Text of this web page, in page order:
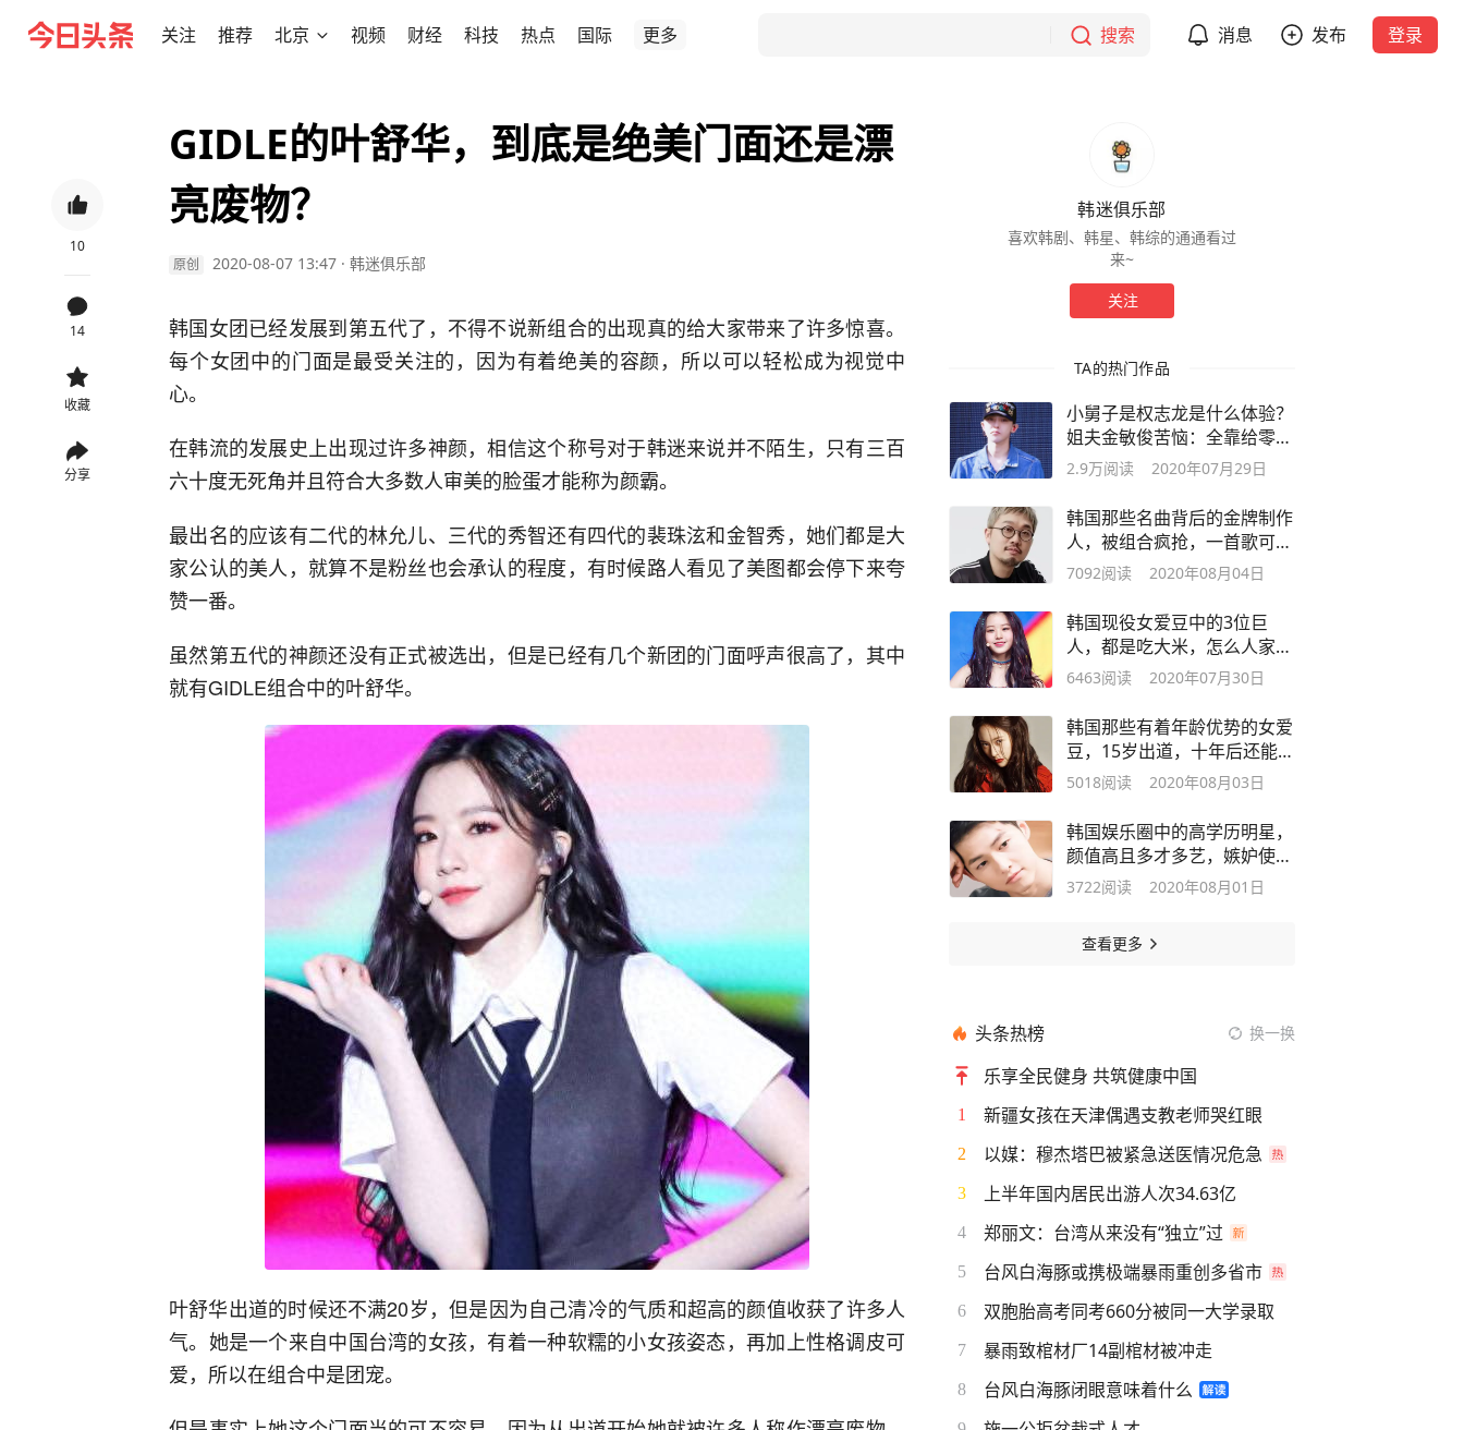
关注 推荐 北京 视频 财经 科技 热点 国际 更多 搜索 消息 发布 登录
10
14
收藏
分享
GIDLE的叶舒华，到底是绝美门面还是漂
亮废物？
原创 2020-08-07 13:47 · 韩迷俱乐部
韩国女团已经发展到第五代了，不得不说新组合的出现真的给大家带来了许多惊喜。
每个女团中的门面是最受关注的，因为有着绝美的容颜，所以可以轻松成为视觉中
心。
在韩流的发展史上出现过许多神颜，相信这个称号对于韩迷来说并不陌生，只有三百
六十度无死角并且符合大多数人审美的脸蛋才能称为颜霸。
最出名的应该有二代的林允儿、三代的秀智还有四代的裴珠泫和金智秀，她们都是大
家公认的美人，就算不是粉丝也会承认的程度，有时候路人看见了美图都会停下来夸
赞一番。
虽然第五代的神颜还没有正式被选出，但是已经有几个新团的门面呼声很高了，其中
就有GIDLE组合中的叶舒华。
叶舒华出道的时候还不满20岁，但是因为自己清冷的气质和超高的颜值收获了许多人
气。她是一个来自中国台湾的女孩，有着一种软糯的小女孩姿态，再加上性格调皮可
爱，所以在组合中是团宠。
韩迷俱乐部
喜欢韩剧、韩星、韩综的通通看过
来~
关注
TA的热门作品
小舅子是权志龙是什么体验？
姐夫金敏俊苦恼：全靠给零花
钱来挽尊
2.9万阅读 2020年07月29日
韩国那些名曲背后的金牌制作
人，被组合疯抢，一首歌可以
换一套房
7092阅读 2020年08月04日
韩国现役女爱豆中的3位巨
人，都是吃大米，怎么人家腿
就那么长？
6463阅读 2020年07月30日
韩国那些有着年龄优势的女爱
豆，15岁出道，十年后还能吊
打一片
5018阅读 2020年08月03日
韩国娱乐圈中的高学历明星，
颜值高且多才多艺，嫉妒使人
面目全非
3722阅读 2020年08月01日
查看更多
头条热榜 换一换
乐享全民健身 共筑健康中国
1 新疆女孩在天津偶遇支教老师哭红眼
2 以媒：穆杰塔巴被紧急送医情况危急
3 上半年国内居民出游人次34.63亿
4 郑丽文：台湾从来没有“独立”过
5 台风白海豚或携极端暴雨重创多省市
6 双胞胎高考同考660分被同一大学录取
7 暴雨致棺材厂14副棺材被冲走
8 台风白海豚闭眼意味着什么